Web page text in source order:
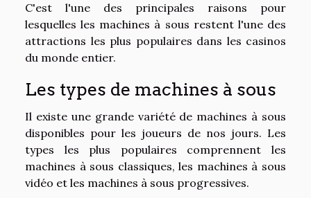
C'est l'une des principales raisons pour
lesquelles les machines à sous restent l'une des
attractions les plus populaires dans les casinos
du monde entier.
Les types de machines à sous
Il existe une grande variété de machines à sous
disponibles pour les joueurs de nos jours. Les
types les plus populaires comprennent les
machines à sous classiques, les machines à sous
vidéo et les machines à sous progressives.